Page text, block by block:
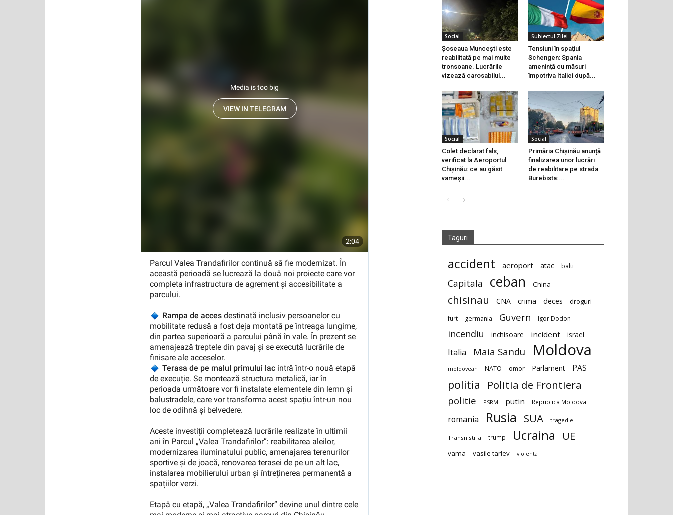
Social
Șoseaua Muncești este
reabilitată pe mai multe
tronsoane. Lucrările
vizează carosabilul...
Subiectul Zilei
Tensiuni în spațiul
Schengen: Spania
amenință cu măsuri
împotriva Italiei după...
Social
Colet declarat fals,
verificat la Aeroportul
Chișinău: ce au găsit
vameșii...
Social
Primăria Chișinău anunță
finalizarea unor lucrări
de reabilitare pe strada
Burebista:...
Taguri
accident aeroport atac balti
Capitala ceban China
chisinau CNA crima deces droguri
furt germania Guvern Igor Dodon
incendiu inchisoare incident israel
Italia Maia Sandu Moldova
moldovean NATO omor Parlament PAS
politia Politia de Frontiera
politie PSRM putin Republica Moldova
romania Rusia SUA tragedie
Transnistria trump Ucraina UE
vama vasile tarlev violenta